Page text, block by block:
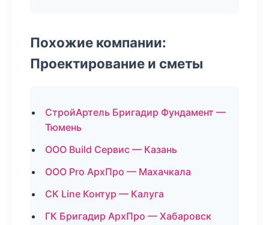
Похожие компании:
Проектирование и сметы
СтройАртель Бригадир Фундамент —
Тюмень
ООО Build Сервис — Казань
ООО Pro АрхПро — Махачкала
СК Line Контур — Калуга
ГК Бригадир АрхПро — Хабаровск